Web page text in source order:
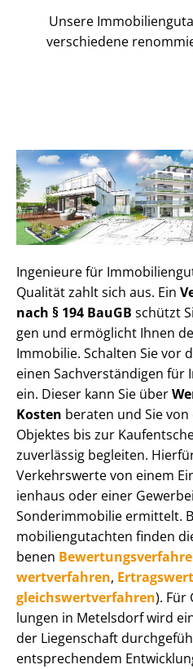
Unsere
verschiedene
Ingenieure für
Qualität zahlt sich aus. Ein
nach § 194 BauGB schützt
gen und ermöglicht Ihnen
Immobilie. Schalten Sie vor
einen Sach­ver­stän­di­gen
ein. Dieser kann Sie über
Kosten beraten und Sie
Objektes bis zur
zuverlässig begleiten.
Verkehrswerte von einem
i­en­haus oder einer
Sonderimmobilie ermittelt.
mo­bi­li­en­gut­ach­ten finden
be­nen
wert­ver­fah­ren,
gleichs­wert­ver­fah­ren).
lun­gen in Metelsdorf wird
der Liegenschaft
entsprechendem